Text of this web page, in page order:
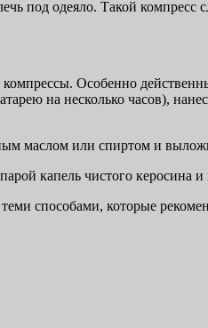
под одеяло. Такой компресс
Особенно
на несколько часов),
маслом или спиртом и
капель чистого керосина
способами, которые